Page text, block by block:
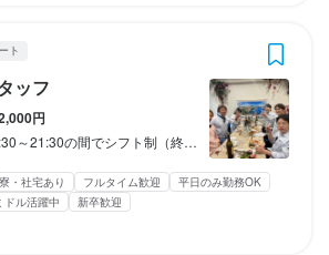
ト
ッフ
円
＊実働8〜10時間 ＊休憩あり（2〜3時間）・時間応相談 ＊徒歩・自転車通勤の方大歓迎！
寮・社宅あり フルタイム歓迎
平日のみ勤務OK
ドル活躍中
新卒歓迎
＝
ど、付加価値を提供できる店長候補
務だけでなく、ご提供するお料理に使われ
合うワインの説明等も実施していただきま
く、ご提供するお料理に使われる食材やそ
の説明等も実施していただきます。
やワインの知識などがなくても大丈夫！先
えます。
やスタッフのことを知っていただき、ホー
ら徐々にシフト管理やアルバイト指導な
にも関わってもらえればと考えています。
、調理に加えてご提供するお料理に使われ
合うワインの説明等のサービススキルも磨
やワインの知識などがなくても大丈夫！先
えます。
やスタッフのことを知っていただき、慣れ
ど、付加価値を提供できる調理スタッフ
く、ご提供するお料理に使われる食材やそ
の説明等も実施していただきます。
やワインの知識などがなくても大丈夫！先
ます。
ングで、極上の食体験を提供するソムリエ
だけでなく、旬の食材を使ったイタリアン
ンの提案・解説をご担当いただきます。
の方はもちろん、これから取得を目指す方
先輩やシェフが丁寧にフォローします。
の流れを把握いただき、慣れてきたらワイ
理やサービスまで幅広く担当いただきま
く、接客や食材・ワインの魅力発信など、
経験できます。イタリアンの経験やワイン
夫！先輩が丁寧に教えます。まずはお店の
たら発注や求人・広告管理など、運営全般
と考えています。
独立希望者歓迎
第二新卒歓迎
ーター歓迎 大学生歓迎
留学生歓迎
ブランクOK
営(2店舗以内)
小さなお店(20席未満)
応募者全員と面接 即日勤務OK
社会保険完備
海外研修あり
社内イベントあり(旅行、BBQ等)
資格取得支援あり
制度あり
バイク通勤OK
OK ネイルOK
社内イベントあり(旅行、BBQ等)
制度あり
バイク通勤OK
OK ネイルOK
独立希望者歓迎 新卒歓迎